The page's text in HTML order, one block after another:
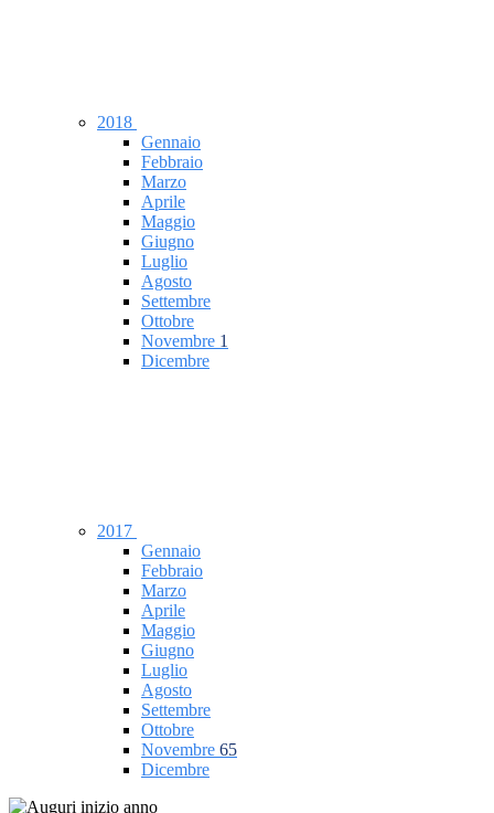
2018
Gennaio
Febbraio
Marzo
Aprile
Maggio
Giugno
Luglio
Agosto
Settembre
Ottobre
Novembre 1
Dicembre
2017
Gennaio
Febbraio
Marzo
Aprile
Maggio
Giugno
Luglio
Agosto
Settembre
Ottobre
Novembre 65
Dicembre